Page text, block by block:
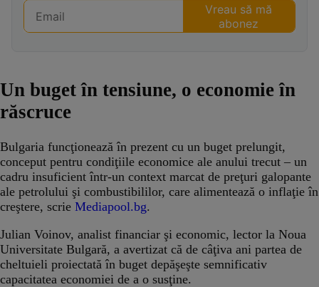
Un buget în tensiune, o economie în
răscruce
Bulgaria funcţionează în prezent cu un buget prelungit,
conceput pentru condiţiile economice ale anului trecut – un
cadru insuficient într-un context marcat de preţuri galopante
ale petrolului şi combustibililor, care alimentează o inflaţie în
creştere, scrie Mediapool.bg.
Julian Voinov, analist financiar şi economic, lector la Noua
Universitate Bulgară, a avertizat că de câţiva ani partea de
cheltuieli proiectată în buget depăşeşte semnificativ
capacitatea economiei de a o susţine.